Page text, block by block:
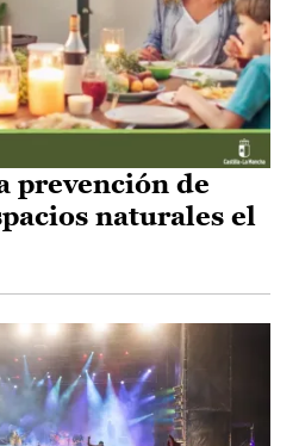
prevención de
naturales el